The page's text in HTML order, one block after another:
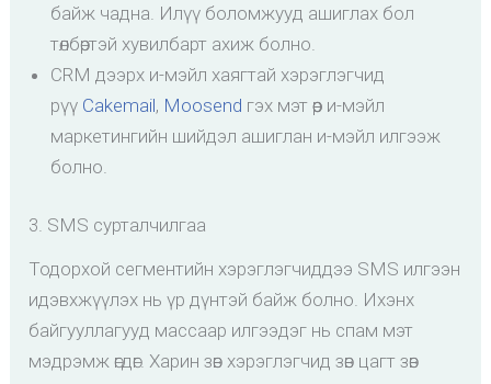
байж чадна. Илүү боломжууд ашиглах бол
төлбөртэй хувилбарт ахиж болно.
CRM дээрх и-мэйл хаягтай хэрэглэгчид
рүү Cakemail, Moosend гэх мэт өөр и-мэйл
маркетингийн шийдэл ашиглан и-мэйл илгээж
болно.
3. SMS сурталчилгаа
Тодорхой сегментийн хэрэглэгчиддээ SMS илгээн
идэвхжүүлэх нь үр дүнтэй байж болно. Ихэнх
байгууллагууд массаар илгээдэг нь спам мэт
мэдрэмж өгдөг. Харин зөв хэрэглэгчид зөв цагт зөв